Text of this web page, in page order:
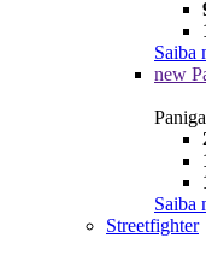
Saiba
new
Saiba
Streetfighter